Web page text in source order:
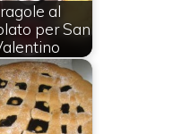
al
per San